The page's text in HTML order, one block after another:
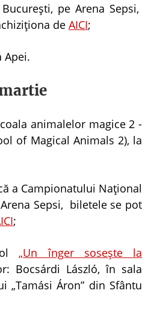
pe Arena Sepsi,
de AICI;
Apei.
animalelor magice 2 -
of Magical Animals 2), la
a Campionatului Național
Arena Sepsi, biletele se pot
;
„Un înger soseşte la
Bocsárdi László, în sala
„Tamási Áron” din Sfântu